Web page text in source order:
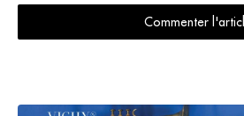
Commenter